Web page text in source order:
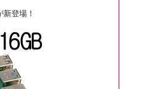
新登場！